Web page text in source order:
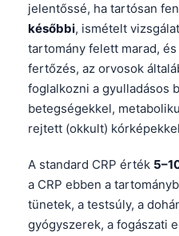
jelentőssé, ha tartósan
későbbi, ismételt
tartomány felett marad,
fertőzés, az orvosok
foglalkozni a gyulladásos
betegségekkel,
rejtett (okkult)
A standard CRP érték
a CRP ebben a
tünetek, a testsúly, a
gyógyszerek, a fogászati
ພາສາລາວ
Basa Jawa
Cebuano
Кыргызча
Татар теле
Беларуская мова
Esperanto
Frysk